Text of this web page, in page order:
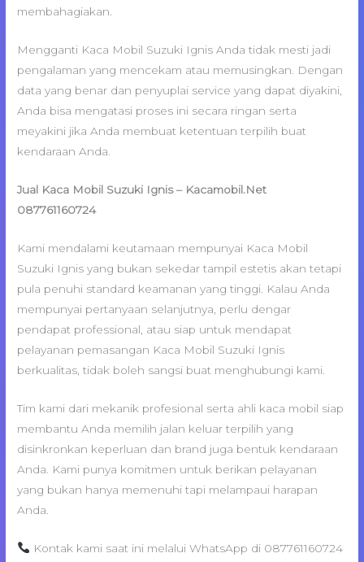
membahagiakan.
Mengganti Kaca Mobil Suzuki Ignis Anda tidak mesti jadi
pengalaman yang mencekam atau memusingkan. Dengan
data yang benar dan penyuplai service yang dapat diyakini,
Anda bisa mengatasi proses ini secara ringan serta
meyakini jika Anda membuat ketentuan terpilih buat
kendaraan Anda.
Jual Kaca Mobil Suzuki Ignis – Kacamobil.Net
087761160724
Kami mendalami keutamaan mempunyai Kaca Mobil
Suzuki Ignis yang bukan sekedar tampil estetis akan tetapi
pula penuhi standard keamanan yang tinggi. Kalau Anda
mempunyai pertanyaan selanjutnya, perlu dengar
pendapat professional, atau siap untuk mendapat
pelayanan pemasangan Kaca Mobil Suzuki Ignis
berkualitas, tidak boleh sangsi buat menghubungi kami.
Tim kami dari mekanik profesional serta ahli kaca mobil siap
membantu Anda memilih jalan keluar terpilih yang
disinkronkan keperluan dan brand juga bentuk kendaraan
Anda. Kami punya komitmen untuk berikan pelayanan
yang bukan hanya memenuhi tapi melampaui harapan
Anda.
Kontak kami saat ini melalui WhatsApp di 087761160724